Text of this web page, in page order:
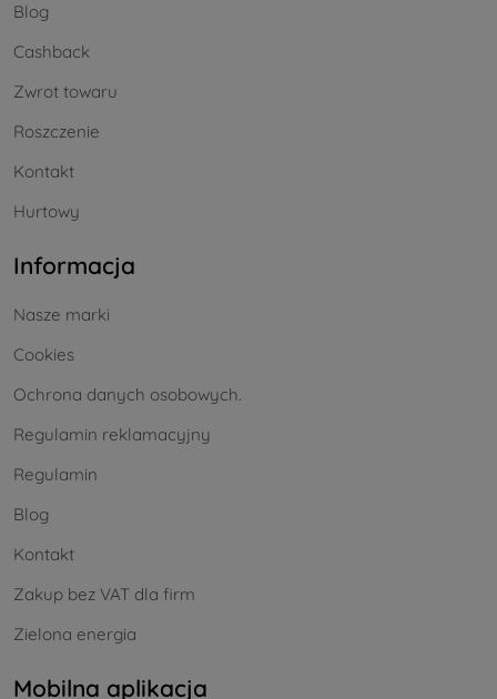
Blog
Cashback
Zwrot towaru
Roszczenie
Kontakt
Hurtowy
Informacja
Nasze marki
Cookies
Ochrona danych osobowych.
Regulamin reklamacyjny
Regulamin
Blog
Kontakt
Zakup bez VAT dla firm
Zielona energia
Mobilna aplikacja